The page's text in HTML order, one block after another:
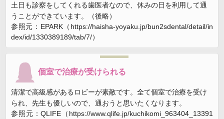
土日も診察をしてくれる歯医者なので、休みの日を利用して通
うことができています。（後略）
参照元：EPARK（https://haisha-yoyaku.jp/bun2sdental/detail/in
dex/id/1330389189/tab/7/）
個室で治療が受けられる
清潔で高級感があるロビーが素敵です。全て個室で治療を受け
られ、先生も優しいので、通おうと思いたくなります。
参照元：QLIFE（https://www.qlife.jp/kuchikomi_963404_13391